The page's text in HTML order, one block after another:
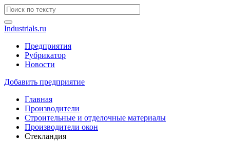
Industrials.ru
Предприятия
Рубрикатор
Новости
Добавить предприятие
Главная
Производители
Строительные и отделочные материалы
Производители окон
Стекландия